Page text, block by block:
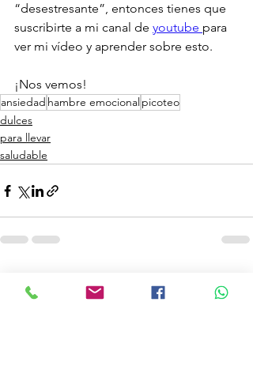
“desestresante”, entonces tienes que
suscribirte a mi canal de youtube para
ver mi vídeo y aprender sobre esto.
¡Nos vemos!
ansiedad hambre emocional picoteo
dulces
para llevar
saludable
Entradas recientes